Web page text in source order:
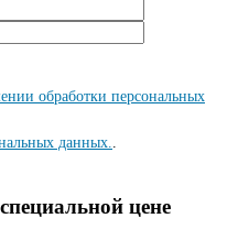
обработки персональных
данных..
цене